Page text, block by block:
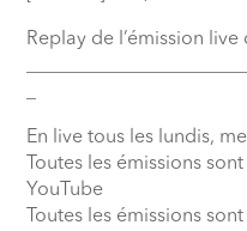
Replay de l’émission
En live tous les lundis,
Toutes les émissions
YouTube
Toutes les émissions